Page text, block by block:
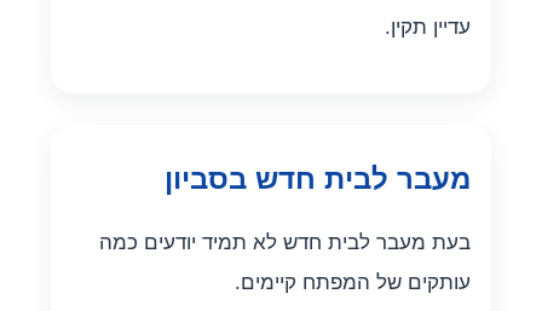
עדיין תקין.
מעבר לבית חדש בסביון
בעת מעבר לבית חדש לא תמיד יודעים כמה
עותקים של המפתח קיימים.